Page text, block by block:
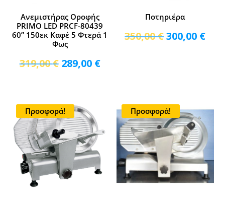
Ανεμιστήρας Οροφής
PRIMO LED PRCF-80439
60” 150εκ Καφέ 5 Φτερά 1
Φως
319,00€ Original
319,00 €.
289,00 €Η
είναι:
289,00 €.
Ποτηριέρα
350,00€Original
300,00 €Η
Προσφορά! Προσφορά!